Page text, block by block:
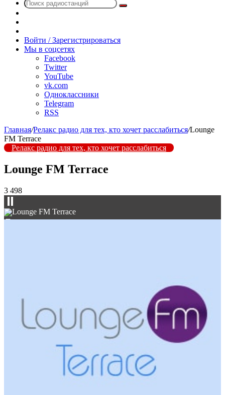
Поиск
радио
Войти / Зарегистрироваться
Мы в соцсетях
Facebook
Twitter
YouTube
vk.com
Одноклассники
Telegram
RSS
Главная/Релакс радио для тех, кто хочет расслабиться/Lounge
FM Terrace
Релакс радио для тех, кто хочет расслабиться
Lounge FM Terrace
3 498
Lounge FM Terrace
▼